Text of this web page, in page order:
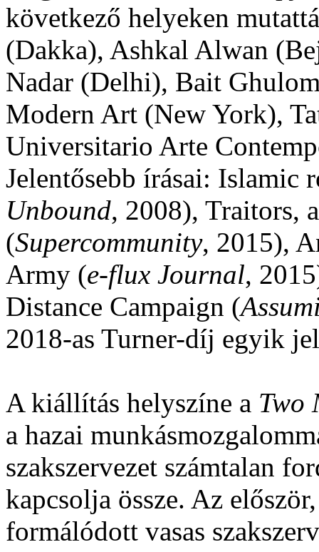
következő helyeken
(Dakka), Ashkal Alwan
Nadar (Delhi), Bait
Modern Art (New York),
Universitario Arte
Jelentősebb írásai: Islamic
Unbound, 2008), Traitors,
(Supercommunity, 2015),
Army (e-flux Journal,
Distance Campaign (
2018-as Turner-díj egyik
A kiállítás helyszíne a Two
a hazai
szakszervezet számtalan
kapcsolja össze. Az
formálódott vasas